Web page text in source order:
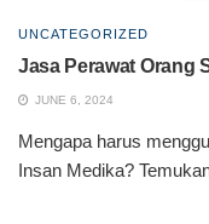
UNCATEGORIZED
Jasa Perawat Orang
JUNE 6, 2024
Mengapa harus
Insan Medika?